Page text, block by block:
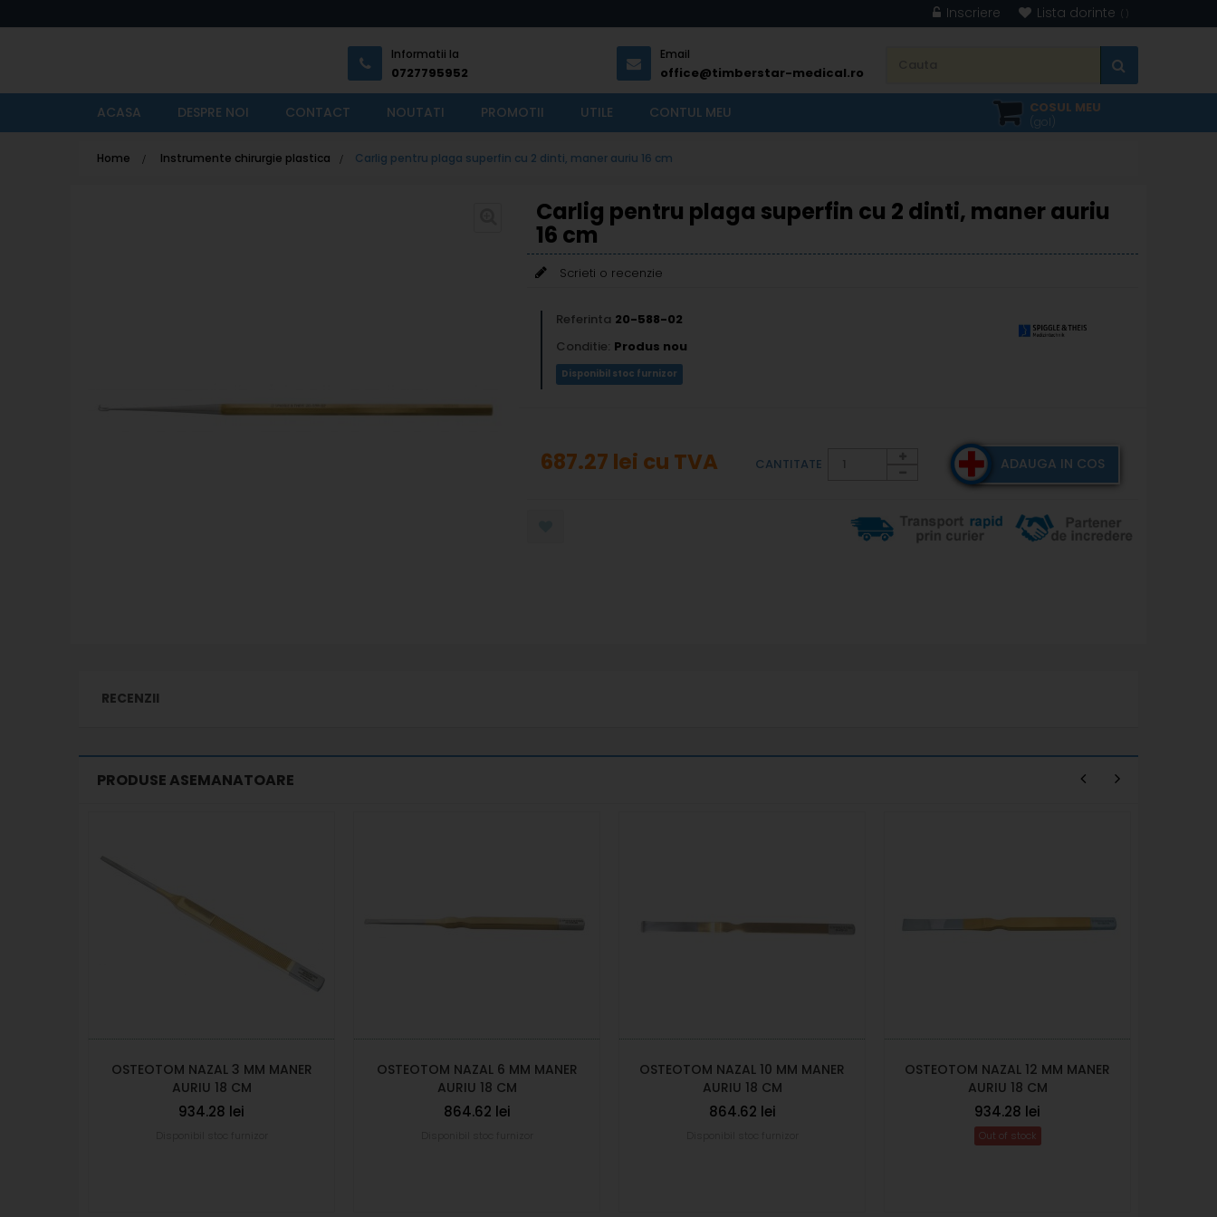
Inscriere Lista dorinte
Informatii la
0727795952
Email
office@timberstar-medical.ro
ACASA DESPRE NOI CONTACT NOUTATI PROMOTII UTILE CONTUL MEU COSUL MEU
(gol)
Home > Instrumente chirurgie plastica > Carlig pentru plaga superfin cu 2 dinti, maner auriu 16 cm
Carlig pentru plaga superfin cu 2 dinti, maner auriu
16 cm
Scrieti o recenzie
Referinta 20-588-02
Conditie: Produs nou
Disponibil stoc furnizor
687.27 lei cu TVA CANTITATE ADAUGA IN COS
RECENZII
PRODUSE ASEMANATOARE
OSTEOTOM NAZAL 3 MM MANER
AURIU 18 CM
934.28 lei
OSTEOTOM NAZAL 6 MM MANER
AURIU 18 CM
864.62 lei
OSTEOTOM NAZAL 10 MM MANER
AURIU 18 CM
864.62 lei
OSTEOTOM NAZAL 12 MM MANER
AURIU 18 CM
934.28 lei
Out of stock